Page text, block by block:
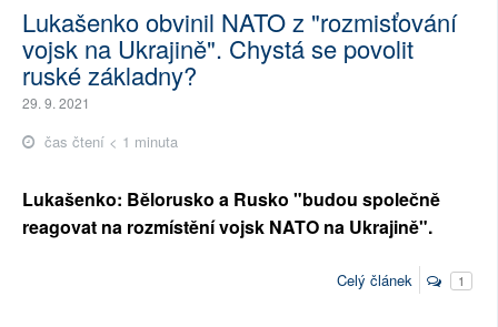
Lukašenko obvinil NATO z "rozmisťování
vojsk na Ukrajině". Chystá se povolit
ruské základny?
29. 9. 2021
čas čtení < 1 minuta
Lukašenko: Bělorusko a Rusko "budou společně
reagovat na rozmístění vojsk NATO na Ukrajině".
Celý článek 1